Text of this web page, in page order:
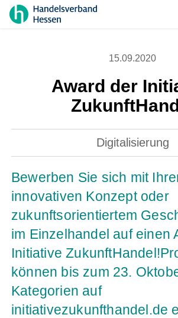
15.09.2020
Award der
Digitalisierung
Bewerben Sie sich mit
innovativen Konzept oder
zukunftsorientiertem
im Einzelhandel auf einen
Initiative
können bis zum 23.
Kategorien auf
initiativezukunfthandel.de